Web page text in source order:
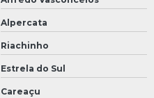
Alpercata
Riachinho
Estrela do Sul
Careaçu